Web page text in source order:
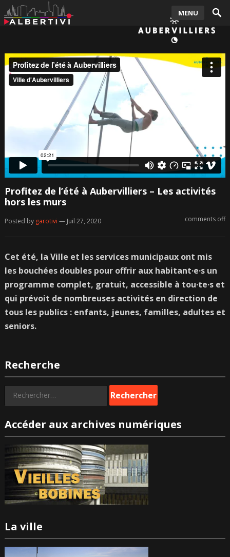
MENU
Profitez de l’été à Aubervilliers – Les activités
hors les murs
Posted by garotivi — Juil 27, 2020 comments off
Cet été, la Ville et les services municipaux ont mis
les bouchées doubles pour offrir aux habitant·e·s un
programme complet, gratuit, accessible à tou·te·s et
qui prévoit de nombreuses activités en direction de
tous les publics : enfants, jeunes, familles, adultes et
seniors.
Recherche
Rechercher :
Accéder aux archives numériques
La ville